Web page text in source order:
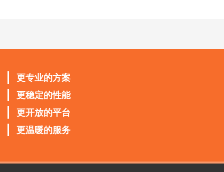
更专业的方案
更稳定的性能
更开放的平台
更温暖的服务